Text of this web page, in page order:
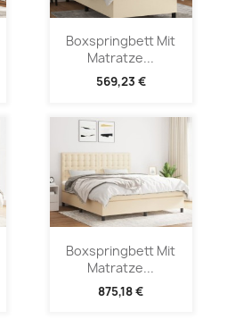
Boxspringbett Mit
Matratze...
569,23 €
Boxspringbett Mit
Matratze...
875,18 €